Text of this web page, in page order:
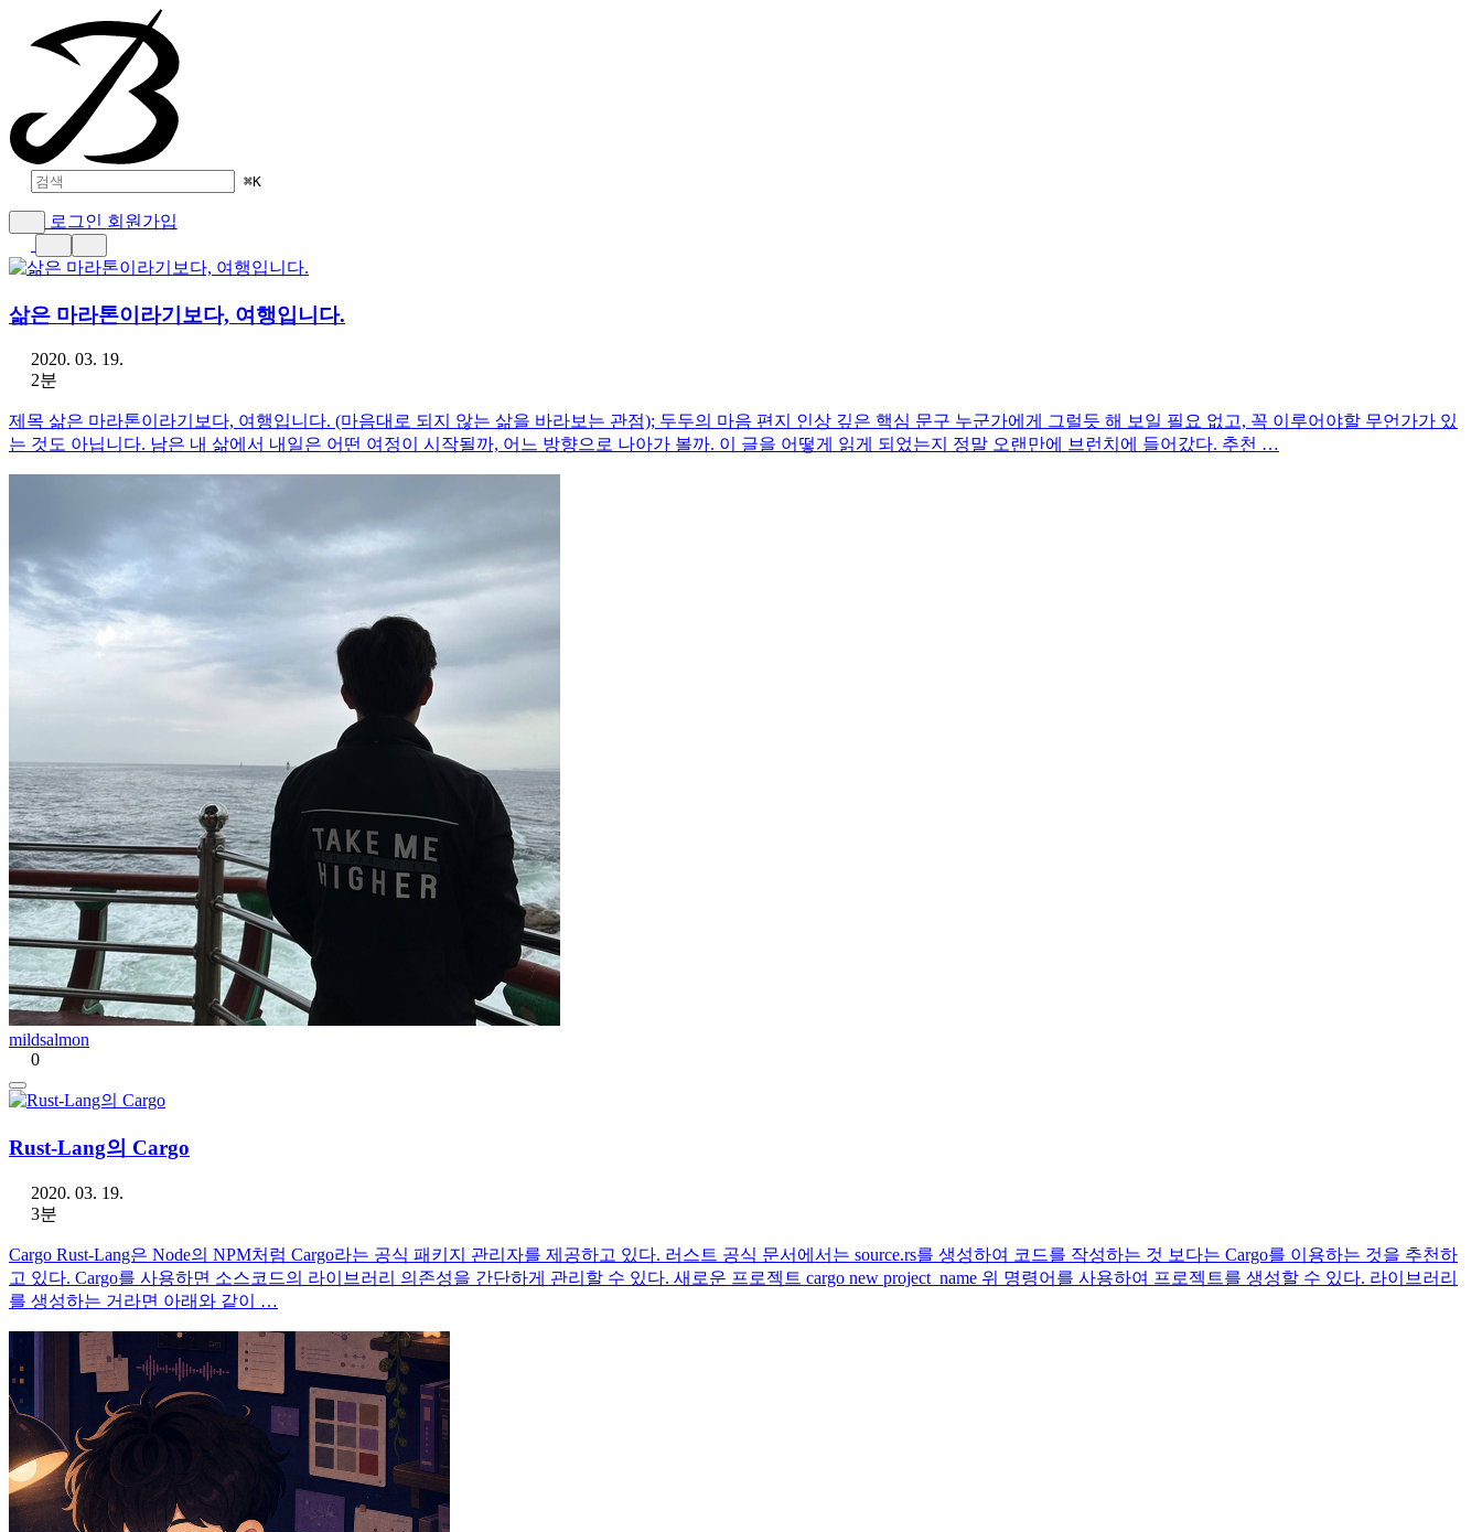
⌘K
로그인 회원가입
삶은 마라톤이라기보다, 여행입니다.
2020. 03. 19.
2분
제목 삶은 마라톤이라기보다, 여행입니다. (마음대로 되지 않는 삶을 바라보는 관점); 두두의 마음 편지 인상 깊은 핵심 문구 누군가에게 그럴듯 해 보일 필요 없고, 꼭 이루어야할 무언가가 있
는 것도 아닙니다. 남은 내 삶에서 내일은 어떤 여정이 시작될까, 어느 방향으로 나아가 볼까. 이 글을 어떻게 읽게 되었는지 정말 오랜만에 브런치에 들어갔다. 추천 …
mildsalmon
0
Rust-Lang의 Cargo
2020. 03. 19.
3분
Cargo Rust-Lang은 Node의 NPM처럼 Cargo라는 공식 패키지 관리자를 제공하고 있다. 러스트 공식 문서에서는 source.rs를 생성하여 코드를 작성하는 것 보다는 Cargo를 이용하는 것을 추천하
고 있다. Cargo를 사용하면 소스코드의 라이브러리 의존성을 간단하게 관리할 수 있다. 새로운 프로젝트 cargo new project_name 위 명령어를 사용하여 프로젝트를 생성할 수 있다. 라이브러리
를 생성하는 거라면 아래와 같이 …